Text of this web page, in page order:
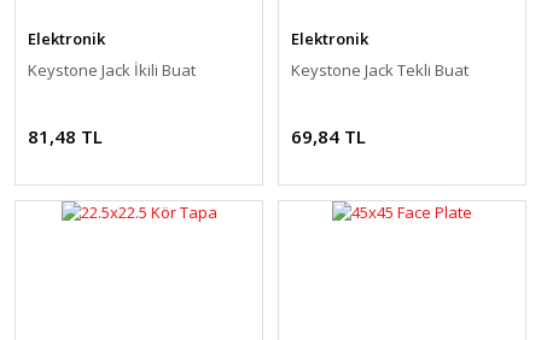
Elektronik
Keystone Jack İkili Buat
81,48 TL
Elektronik
Keystone Jack Tekli Buat
69,84 TL